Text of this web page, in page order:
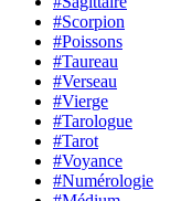
#Scorpion
#Poissons
#Taureau
#Verseau
#Vierge
#Tarologue
#Tarot
#Voyance
#Numérologie